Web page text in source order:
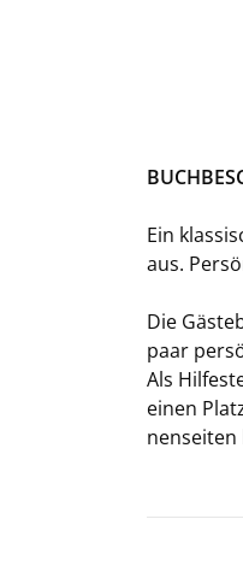
Ein
aus.
Die
paar
Als
einen